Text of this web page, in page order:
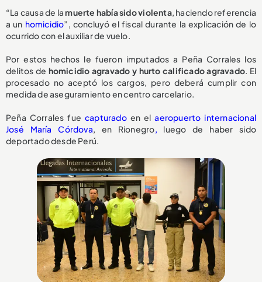
“La causa de lamuerte había sido violenta, haciendo referencia
a un homicidio”, concluyó el fiscal durante la explicación de lo
ocurrido con el auxiliar de vuelo.
Por estos hechos le fueron imputados a Peña Corrales los
delitos de homicidio agravado y hurto calificado agravado. El
procesado no aceptó los cargos, pero deberá cumplir con
medida de aseguramiento en centro carcelario.
Peña Corrales fue capturadoen elaeropuerto internacional
José María Córdova, en Rionegro, luego de haber sido
deportado desde Perú.